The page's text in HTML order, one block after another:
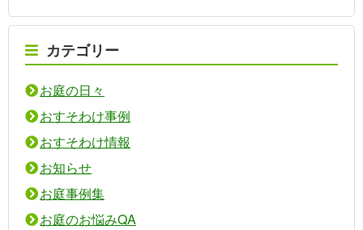
カテゴリー
お庭の日々
おすそわけ事例
おすそわけ情報
お知らせ
お庭事例集
お庭のお悩みQA